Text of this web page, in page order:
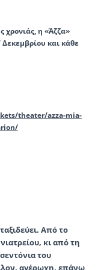
χρονιάς, η «Άζζα»
και κάθε
theater/azza-mia-
Από το
κι από τη
του
αγέρωχη, επάνω